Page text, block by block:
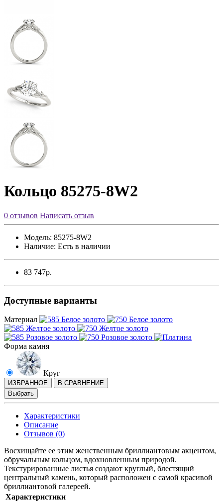
Кольцо 85275-8W2
0 отзывов Написать отзыв
Модель: 85275-8W2
Наличие: Есть в наличии
83 747р.
Доступные варианты
Материал
Форма камня
Круг
ИЗБРАННОЕ
В СРАВНЕНИЕ
Выбрать
Характеристики
Описание
Отзывов (0)
Восхищайте ее этим женственным бриллиантовым акцентом,
обручальным кольцом, вдохновленным природой.
Текстурированные листья создают круглый, блестящий
центральный камень, который расположен с самой красивой
бриллиантовой галереей.
Характеристики